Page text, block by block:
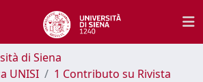
di Siena
UNISI
1 Contributo su Rivista